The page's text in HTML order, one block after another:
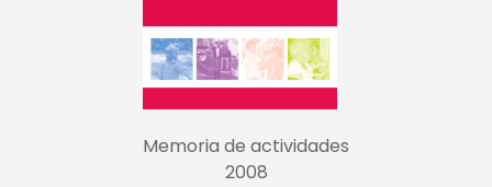
Memoria de actividades
2008